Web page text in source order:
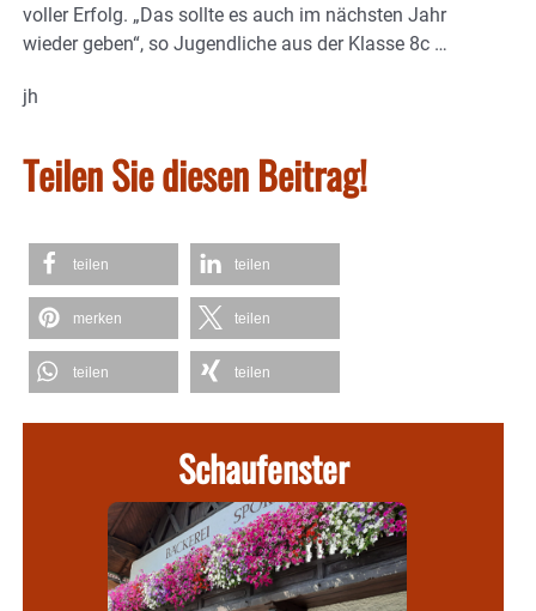
voller Erfolg. „Das sollte es auch im nächsten Jahr
wieder geben“, so Jugendliche aus der Klasse 8c …
jh
Teilen Sie diesen Beitrag!
teilen teilen
merken teilen
teilen teilen
Schaufenster